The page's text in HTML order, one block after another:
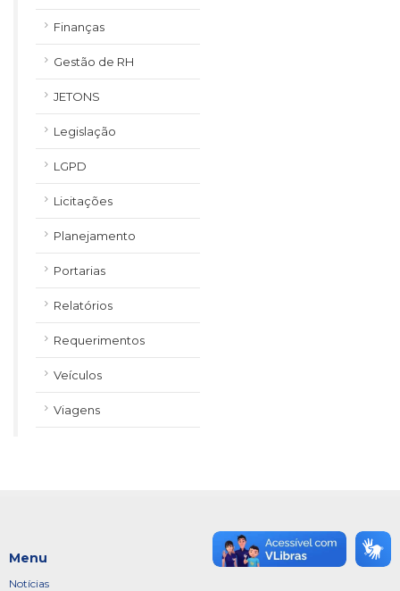
Finanças
Gestão de RH
JETONS
Legislação
LGPD
Licitações
Planejamento
Portarias
Relatórios
Requerimentos
Veículos
Viagens
Menu
Notícias